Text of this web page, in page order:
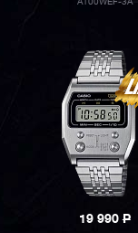
A100WEF-3A
19 990P